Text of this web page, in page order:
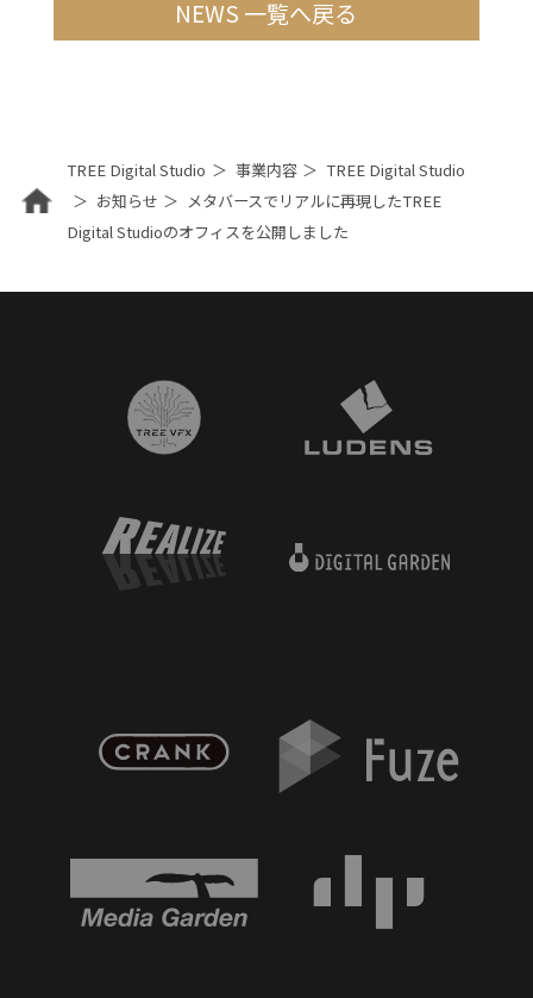
NEWS 一覧へ戻る
TREE Digital Studio 事業内容
TREE Digital Studio
お知らせ
メタバースでリアルに再現したTREE
Digital Studioのオフィスを公開しました